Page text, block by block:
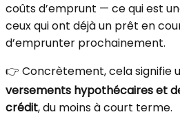
coûts d’emprunt — ce qui est
ceux qui ont déjà un prêt en
d’emprunter prochainement.
👉 Concrètement, cela signifie
versements hypothécaires et
crédit, du moins à court terme.